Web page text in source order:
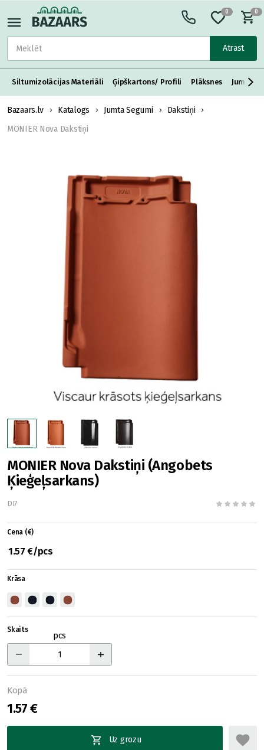
Atrast
0 0
Siltumizolācijas Materiāli Ģipškartons/ Profili Plāksnes Jumta
Bazaars.lv Katalogs Jumta Segumi
Dakstiņi
MONIER Nova Dakstiņi
MONIER Nova Dakstiņi (Angobets
Ķieģeļsarkans)
DI7
Cena (€)
1.57 €/pcs
Krāsa
Skaits
pcs
Kopā
1.57 €
Uz grozu